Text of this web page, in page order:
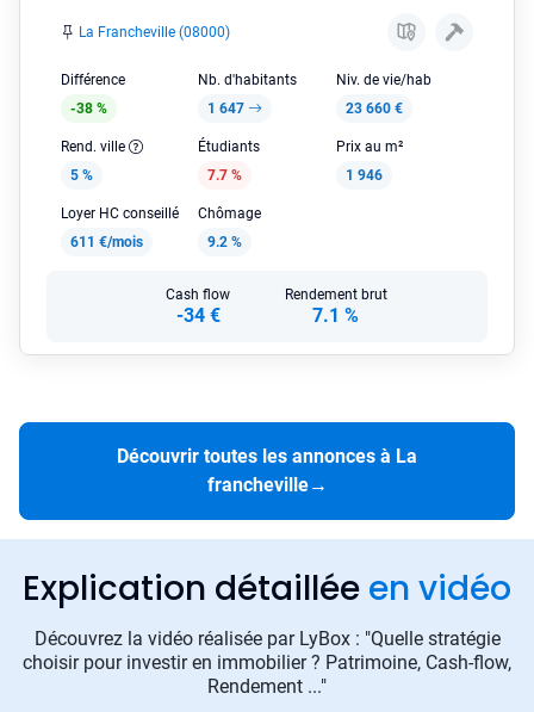
La Francheville (08000)
Différence
-38 %
Nb. d'habitants
1 647
Niv. de vie/hab
23 660 €
Rend. ville
5 %
Étudiants
7.7 %
Prix au m²
1 946
Loyer HC conseillé
611 €/mois
Chômage
9.2 %
Cash flow
-34 €
Rendement brut
7.1 %
Découvrir toutes les annonces à La
francheville→
Explication détaillée en vidéo
Découvrez la vidéo réalisée par LyBox : "Quelle stratégie
choisir pour investir en immobilier ? Patrimoine, Cash-flow,
Rendement ..."